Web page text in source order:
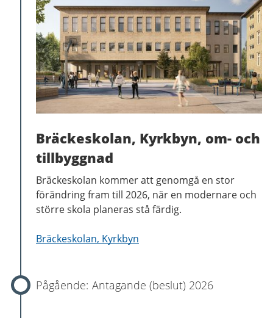
Bräckeskolan, Kyrkbyn, om- och
tillbyggnad
Bräckeskolan kommer att genomgå en stor
förändring fram till 2026, när en modernare och
större skola planeras stå färdig.
Bräckeskolan, Kyrkbyn
Antagande (beslut) 2026